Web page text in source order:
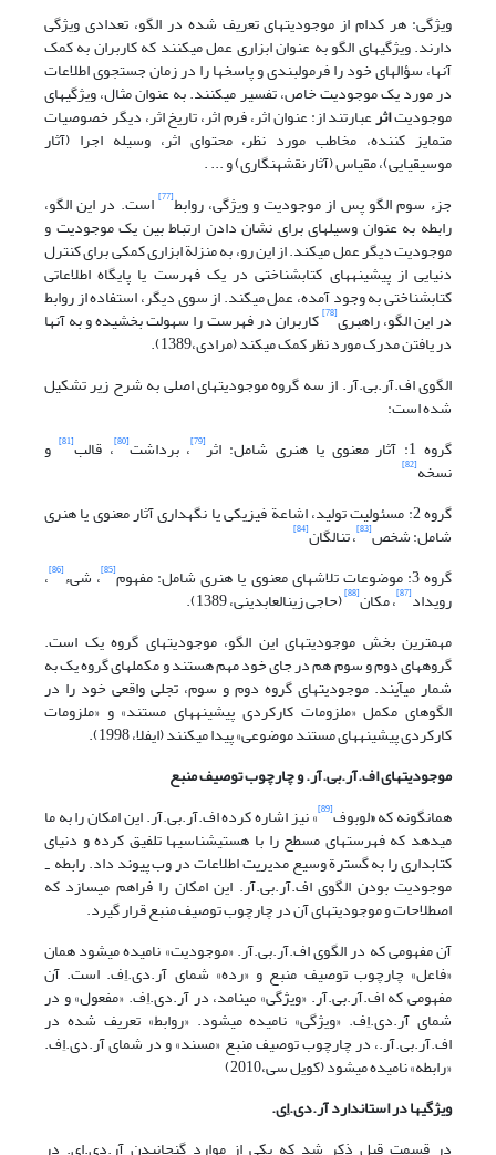
ویژگی: هر کدام از موجودیتهای تعریف شده در الگو، تعدادی ویژگی
دارند. ویژگیهای الگو به عنوان ابزاری عمل می‎کنند که کاربران به کمک
آنها، سؤالهای خود را فرمول‎بندی و پاسخها را در زمان جستجوی اطلاعات
در مورد یک موجودیت خاص، تفسیر می‎کنند. به عنوان مثال، ویژگیهای
موجودیتاثرعبارتند از: عنوان اثر، فرم اثر، تاریخ اثر، دیگر خصوصیات
متمایز کننده، مخاطب مورد نظر، محتوای اثر، وسیله اجرا (آثار
موسیقیایی)، مقیاس (آثار نقشه‎نگاری) و ... .
جزء سوم الگو پس از موجودیت و ویژگی، روابط[77] است. در این الگو،
رابطه به عنوان وسیله‎ای برای نشان دادن ارتباط بین یک موجودیت و
موجودیت دیگر عمل می‎کند. از این رو، به منزلة ابزاری کمکی برای کنترل
دنیایی از پیشینه‎های کتابشناختی در یک فهرست یا پایگاه اطلاعاتی
کتابشناختی به وجود آمده، عمل می‎کند. از سوی دیگر، استفاده از روابط
در این الگو، راهبری[78] کاربران در فهرست را سهولت بخشیده و به آنها
در یافتن مدرک مورد نظر کمک می‎کند (مرادی،1389).
الگوی اف.آر.بی.آر. از سه گروه موجودیتهای اصلی به شرح زیر تشکیل
شده است:
گروه 1: آثار معنوی یا هنری شامل: اثر
[79] ، برداشت[80] ، قالب[81] و
نسخه[82]
گروه 2: مسئولیت تولید، اشاعة فیزیکی یا نگهداری آثار معنوی یا هنری
شامل: شخص[83] ، تنالگان[84]
گروه 3: موضوعات تلاشهای معنوی یا هنری شامل: مفهوم [85] ، شیء [86] ،
رویداد[87] ، مکان[88]
(حاجی‎ زین‎العابدینی، 1389).
مهم‎ترین بخش موجودیتهای این الگو، موجودیتهای گروه یک است.
گروه‎های دوم و سوم هم در جای خود مهم هستند و مکملهای گروه یک به
شمار می‎آیند. موجودیتهای گروه دوم و سوم، تجلی واقعی خود را در
الگوهای مکمل «ملزومات کارکردی پیشینه‎های مستند» و «ملزومات
کارکردی پیشینه‎های مستند موضوعی» پیدا می‎کنند (ایفلا، 1998).
موجودیتهای اف.آر.بی.آر. و چارچوب توصیف منبع
همان‎گونه که
«لوبوف[89] » نیز اشاره کرده اف.آر.بی.آر. این امکان را به ما
می‎دهد که فهرستهای مسطح را با هستی‎شناسی‎ها تلفیق کرده و دنیای
کتابداری را به گسترة وسیع مدیریت اطلاعات در وب پیوند داد. رابطه -
موجودیت بودن الگوی اف.آر.بی.آر. این امکان را فراهم می‎سازد که
اصطلاحات و موجودیتهای آن در چارچوب توصیف منبع قرار گیرد.
آن مفهومی که در الگوی اف.آر.بی.آر. «موجودیت» نامیده می‎شود همان
«فاعل» چارچوب توصیف منبع و «رده» شمای آر.دی.اِف. است. آن
مفهومی که اف.آر.بی.آر. «ویژگی» می‎نامد، در آر.دی.اِف. «مفعول» و در
شمای آر.دی.اِف. «ویژگی» نامیده می‎شود. «روابط» تعریف شده در
اف.آر.بی.آر.، در چارچوب توصیف منبع «مسند» و در شمای آر.دی.اِف.
«رابطه» نامیده می‎شود (کویل سی،2010)
ویژگیها در استاندارد آر.دی.اِی.